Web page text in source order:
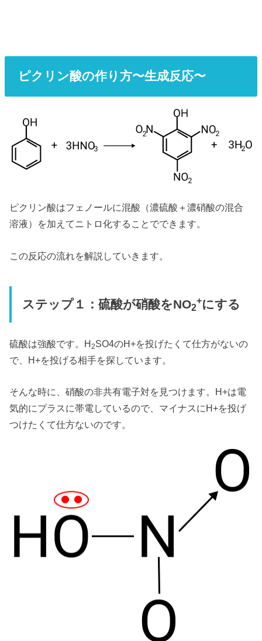
ピクリン酸の作り方〜生成反応〜
ピクリン酸はフェノールに混酸（濃硫酸＋濃硝酸の混合
溶液）を加えてニトロ化することでできます。
この反応の流れを解説していきます。
ステップ１：硫酸が硝酸をNO2
+にする
硫酸は強酸です。H2SO4のH+を投げたくて仕方がないの
で、H+を投げる相手を探しています。
そんな時に、硝酸の非共有電子対を見つけます。H+は電
気的にプラスに帯電しているので、マイナスにH+を投げ
つけたくて仕方ないのです。